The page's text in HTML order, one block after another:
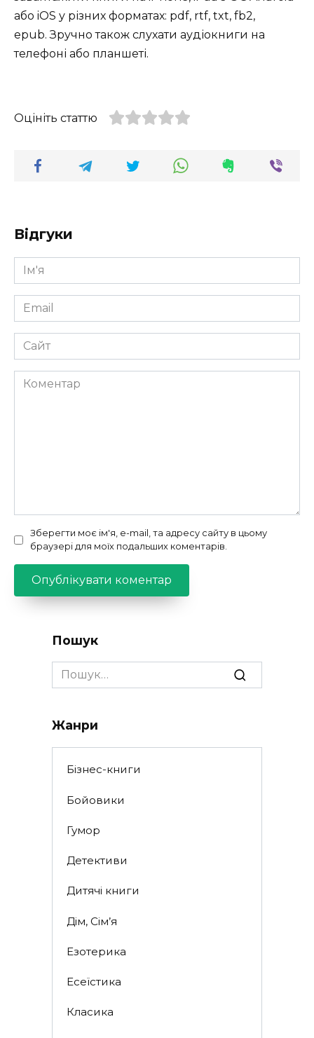
або iOS у різних форматах: pdf, rtf, txt, fb2,
epub. Зручно також слухати аудіокниги на
телефоні або планшеті.
Оцініть статтю
Відгуки
Ім'я
*
Email
*
Сайт
Коментар
Зберегти моє ім'я, e-mail, та адресу сайту в цьому
браузері для моїх подальших коментарів.
Пошук
Search
for:
Жанри
Бізнес-книги
Бойовики
Гумор
Детективи
Дитячі книги
Дім, Сім’я
Езотерика
Есеїстика
Класика